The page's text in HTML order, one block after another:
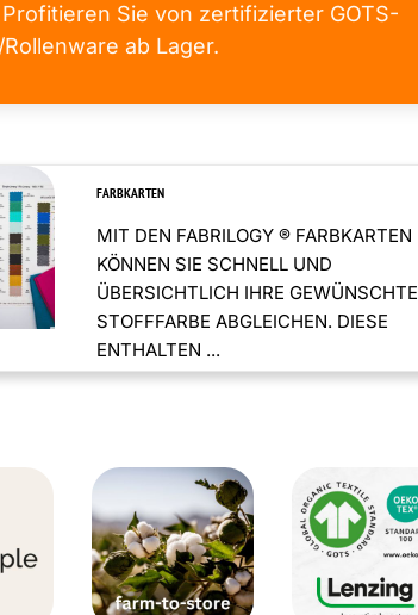
Sie von zertifizierter GOTS-
ab Lager.
FARBKARTEN
MIT DEN FABRILOGY ® FARBKARTEN
KÖNNEN SIE SCHNELL UND
ÜBERSICHTLICH IHRE GEWÜNSCHTE
STOFFFARBE ABGLEICHEN. DIESE
ENTHALTEN ...